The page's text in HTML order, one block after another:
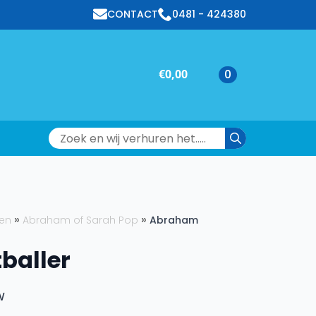
CONTACT 0481 - 424380
€0,00 0
Search
Abraham of Sarah Pop
Abraham